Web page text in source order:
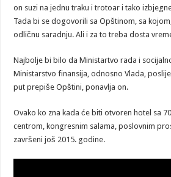
on suzi na jednu traku i trotoar i tako
Tada bi se dogovorili sa Opštinom, sa
odličnu saradnju. Ali i za to treba dosta
Najbolje bi bilo da Ministartvo rada i
Ministarstvo finansija, odnosno Vlada,
put prepiše Opštini, ponavlja on.
Ovako ko zna kada će biti otvoren hotel sa
centrom, kongresnim salama, poslovnim
završeni još 2015. godine.